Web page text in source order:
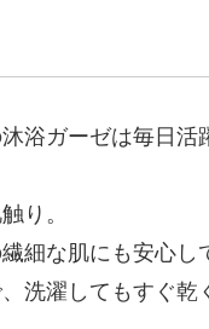
浴ガーゼは毎日活
り。
細な肌にも安心し
洗濯してもすぐ乾